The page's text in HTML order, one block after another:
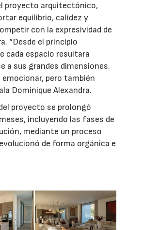
proyecto arquitectónico,
equilibrio, calidez y
con la expresividad de
“Desde el principio
cada espacio resultara
a sus grandes dimensiones.
emocionar, pero también
Dominique Alexandra.
proyecto se prolongó
incluyendo las fases de
mediante un proceso
de forma orgánica e